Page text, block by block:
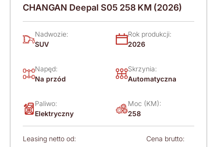
CHANGAN Deepal S05 258 KM (2026)
Nadwozie:
SUV
Rok produkcji:
2026
Napęd:
Na przód
Skrzynia:
Automatyczna
Paliwo:
Elektryczny
Moc (KM):
258
Leasing netto od: Cena brutto: